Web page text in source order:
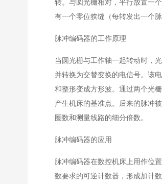
有一个零位狭缝（每转发出一个
脉冲编码器的工作原理
当圆光栅与工作轴一起转动时，
并转换为交替变换的电信号。该
和整形变成方形波。通过两个光
产生机床的基准点。后来的脉冲
圈数和测量线路的细分倍数。
脉冲编码器的应用
脉冲编码器在数控机床上用作位
数要求的可逆计数器，形成加计